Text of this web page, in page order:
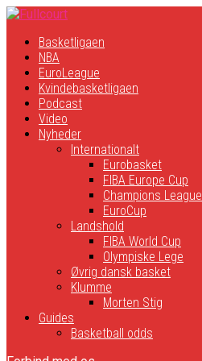
Basketligaen
NBA
EuroLeague
Kvindebasketligaen
Podcast
Video
Nyheder
Internationalt
Eurobasket
FIBA Europe Cup
Champions League
EuroCup
Landshold
FIBA World Cup
Olympiske Lege
Øvrig dansk basket
Klumme
Morten Stig
Guides
Basketball odds